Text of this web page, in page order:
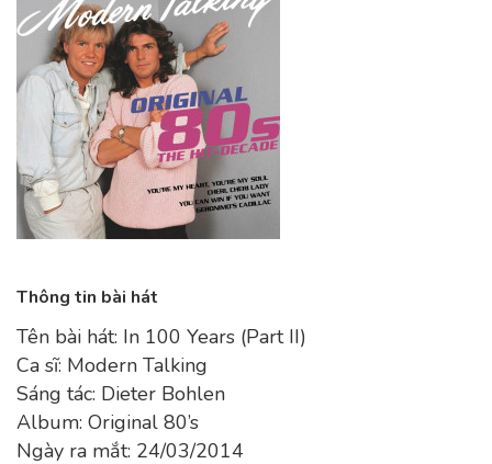
Thông tin bài hát
Tên bài hát: In 100 Years (Part II)
Ca sĩ: Modern Talking
Sáng tác: Dieter Bohlen
Album: Original 80’s
Ngày ra mắt: 24/03/2014